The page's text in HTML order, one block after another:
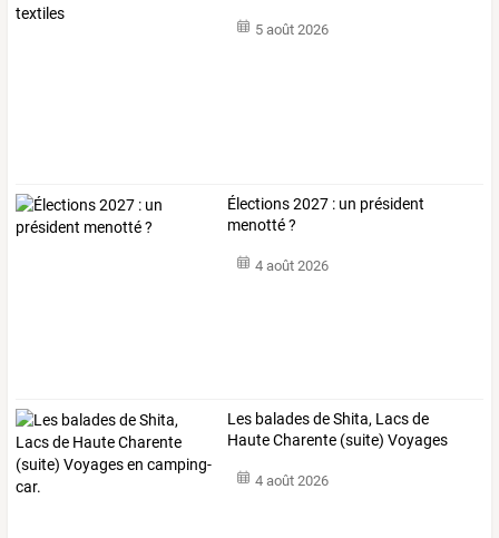
5 août 2026
Élections 2027 : un président
menotté ?
4 août 2026
Les baladesdeShita, Lacsde
HauteCharente (suite) Voyages
4 août 2026